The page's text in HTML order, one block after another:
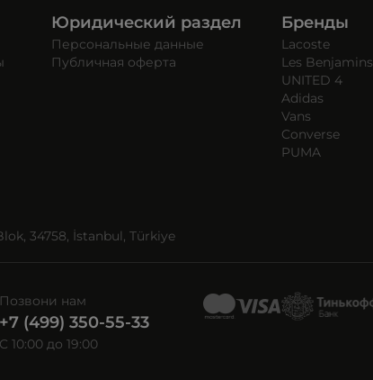
Юридический раздел
Персональные данные
Публичная оферта
Бренды
Lacoste
Les Benjamins
UNITED 4
Adidas
Vans
Converse
PUMA
34758, İstanbul, Türkiye
Позвони нам
+7 (499) 350-55-33
C 10:00 до 19:00